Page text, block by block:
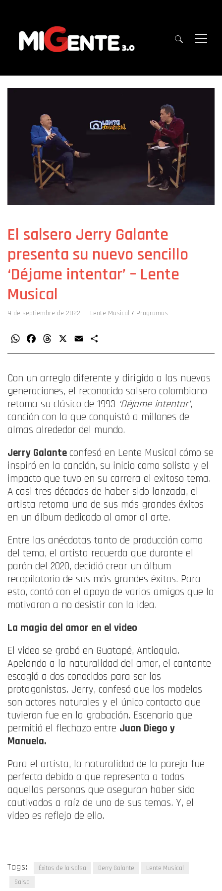
El salsero Jerry Galante
presenta su nuevo sencillo
‘Déjame intentar’ – Lente
Musical
9 de septiembre de 2022 Lente Musical / Programas
WhatsAppFacebookThreads Email
Con un arreglo diferente y dirigido a las nuevas
generaciones, el reconocido salsero colombiano
retoma su clásico de 1993 ‘Déjame intentar’,
canción con la que conquistó a millones de
almas alrededor del mundo.
Jerry Galante confesó en Lente Musical cómo se
inspiró en la canción, su inicio como solista y el
impacto que tuvo en su carrera el exitoso tema.
A casi tres décadas de haber sido lanzada, el
artista retoma uno de sus más grandes éxitos
en un álbum dedicado al amor al arte.
Entre las anécdotas tanto de producción como
del tema, el artista recuerda que durante el
parón del 2020, decidió crear un álbum
recopilatorio de sus más grandes éxitos. Para
esto, contó con el apoyo de varios amigos que lo
motivaron a no desistir con la idea.
La magia del amor en el video
El video se grabó en Guatapé, Antioquia.
Apelando a la naturalidad del amor, el cantante
escogió a dos conocidos para ser los
protagonistas. Jerry, confesó que los modelos
son actores naturales y el único contacto que
tuvieron fue en la grabación. Escenario que
permitió el flechazo entre Juan Diego y
Manuela.
Para el artista, la naturalidad de la pareja fue
perfecta debido a que representa a todas
aquellas personas que aseguran haber sido
cautivados a raíz de uno de sus temas. Y, el
video es reflejo de ello.
Tags: Éxitos de la salsa Gerry Galante
Lente Musical
Salsa